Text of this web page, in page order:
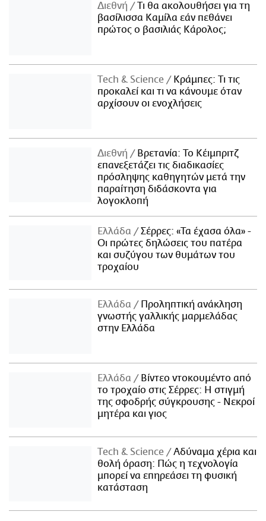
Διεθνή
Τι θα ακολουθήσει για τη
βασίλισσα Καμίλα εάν πεθάνει
πρώτος ο βασιλιάς Κάρολος;
Τech & Science
Κράμπες: Τι τις
προκαλεί και τι να κάνουμε όταν
αρχίσουν οι ενοχλήσεις
Διεθνή
Βρετανία: Το Κέιμπριτζ
επανεξετάζει τις διαδικασίες
πρόσληψης καθηγητών μετά την
παραίτηση διδάσκοντα για
λογοκλοπή
Ελλάδα
Σέρρες: «Τα έχασα όλα» -
Οι πρώτες δηλώσεις του πατέρα
και συζύγου των θυμάτων του
τροχαίου
Ελλάδα
Προληπτική ανάκληση
γνωστής γαλλικής μαρμελάδας
στην Ελλάδα
Ελλάδα
Βίντεο ντοκουμέντο από
το τροχαίο στις Σέρρες: Η στιγμή
της σφοδρής σύγκρουσης - Νεκροί
μητέρα και γιος
Τech & Science
Αδύναμα χέρια και
θολή όραση: Πώς η τεχνολογία
μπορεί να επηρεάσει τη φυσική
κατάσταση